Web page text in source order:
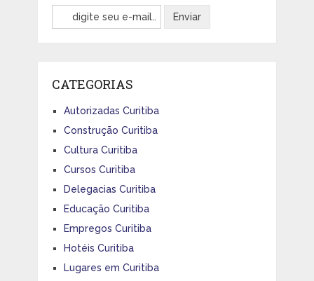
CATEGORIAS
Autorizadas Curitiba
Construção Curitiba
Cultura Curitiba
Cursos Curitiba
Delegacias Curitiba
Educação Curitiba
Empregos Curitiba
Hotéis Curitiba
Lugares em Curitiba